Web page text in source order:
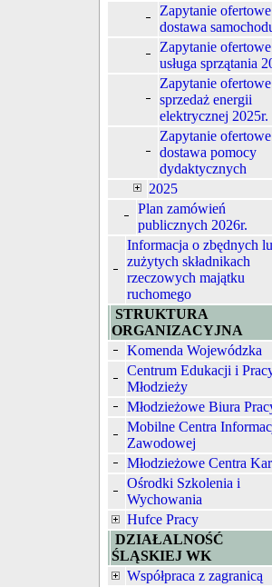
Zapytanie ofertowe
dostawa
Zapytanie ofertowe
usługa sprzątania
Zapytanie ofertowe
sprzedaż energii
elektrycznej 2025r.
Zapytanie
dostawa pomocy
dydaktycznych
2025
Plan zamówień
publicznych 2026r.
Informacja o zbędnych
zużytych składnikach
rzeczowych majątku
ruchomego
STRUKTURA
ORGANIZACYJNA
Komenda Wojewódzka
Centrum Edukacji i
Młodzieży
Młodzieżowe Biura
Mobilne Centra
Zawodowej
Młodzieżowe Centra
Ośrodki Szkolenia i
Wychowania
Hufce Pracy
DZIAŁALNOŚĆ
ŚLĄSKIEJ WK
Współpraca z zagranicą